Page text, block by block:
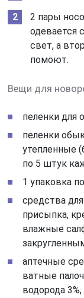
2 пары
одевается
свет, а
помоют.
Вещи для
пеленки для
пеленки
утепленные
по 5 штук
1 упаковка
средства
присыпка,
влажные
аптечные
ватные
водорода